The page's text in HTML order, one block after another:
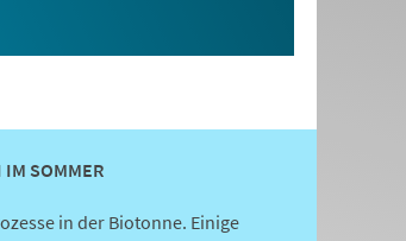
IM SOMMER
in der Biotonne. Einige